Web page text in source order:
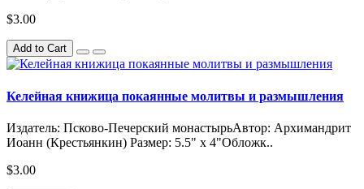
$3.00
Add to Cart
Келейная книжица покаянные молитвы и размышления
Издатель: Псково-Печерский монастырьАвтор: Архимандрит
Иоанн (Крестьянкин) Размер: 5.5" x 4"Обложк..
$3.00